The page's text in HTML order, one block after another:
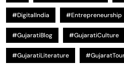
#DigitalIndia #Entrepreneurship
#GujaratiBlog #GujaratiCulture
#GujaratiLiterature